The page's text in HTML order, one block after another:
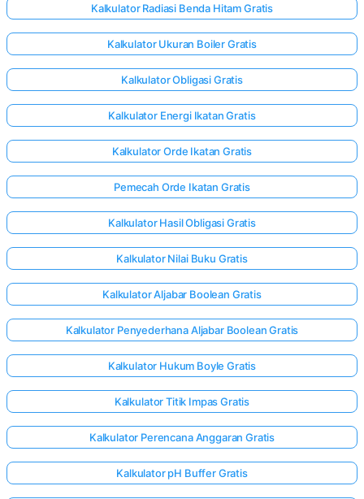
Kalkulator Radiasi Benda Hitam Gratis
Kalkulator Ukuran Boiler Gratis
Kalkulator Obligasi Gratis
Kalkulator Energi Ikatan Gratis
Kalkulator Orde Ikatan Gratis
Pemecah Orde Ikatan Gratis
Kalkulator Hasil Obligasi Gratis
Kalkulator Nilai Buku Gratis
Kalkulator Aljabar Boolean Gratis
Kalkulator Penyederhana Aljabar Boolean Gratis
Kalkulator Hukum Boyle Gratis
Kalkulator Titik Impas Gratis
Kalkulator Perencana Anggaran Gratis
Kalkulator pH Buffer Gratis